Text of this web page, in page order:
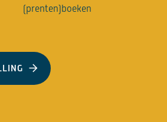
(prenten)boeken